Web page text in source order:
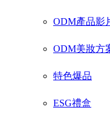
ODM產品影
ODM美妝方
特色爆品
ESG禮盒